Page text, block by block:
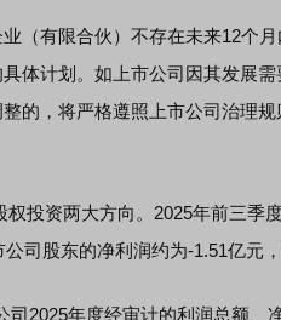
有限合伙）不存在未来12个月
体计划。如上市公司因其发展
的，将严格遵照上市公司治理
权投资两大方向。2025年前三季
司股东的净利润约为-1.51亿元，
2025年度经审计的利润总额、